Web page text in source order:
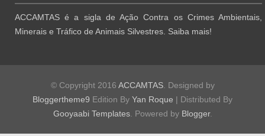
ACCAMTAS é a sigla de Ação Contra os Crimes Ambientais,
Minerais e Tráfico de Animais Silvestres. Saiba mais!
© Copyright 2016 ACCAMTAS. Designed by
Bloggertheme9 Edition By Yan Roque | Distributed By
Gooyaabi Templates. Powered by Blogger.